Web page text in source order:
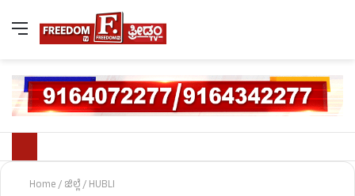
Home/ಜಿಲ್ಲೆ/HUBLI